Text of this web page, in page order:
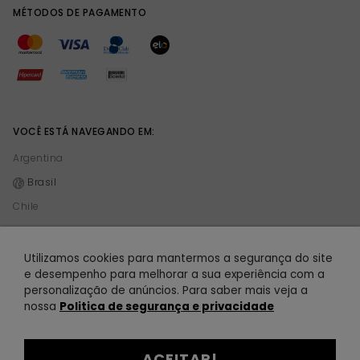
R$ 39,90
MÉTODOS DE PAGAMENTO
VOCÊ ESTÁ NAVEGANDO EM:
Argentina
Brasil
Chile
México
Peru
© 2021 TODOMODA. Todomoda é uma empresa de Vision 101 S.A. CUIT 30-70864841-
4. Todos os direitos reservados.
Utilizamos cookies para mantermos a segurança do site
e desempenho para melhorar a sua experiência com a
personalização de anúncios. Para saber mais veja a
nossa Politica de segurança e privacidade